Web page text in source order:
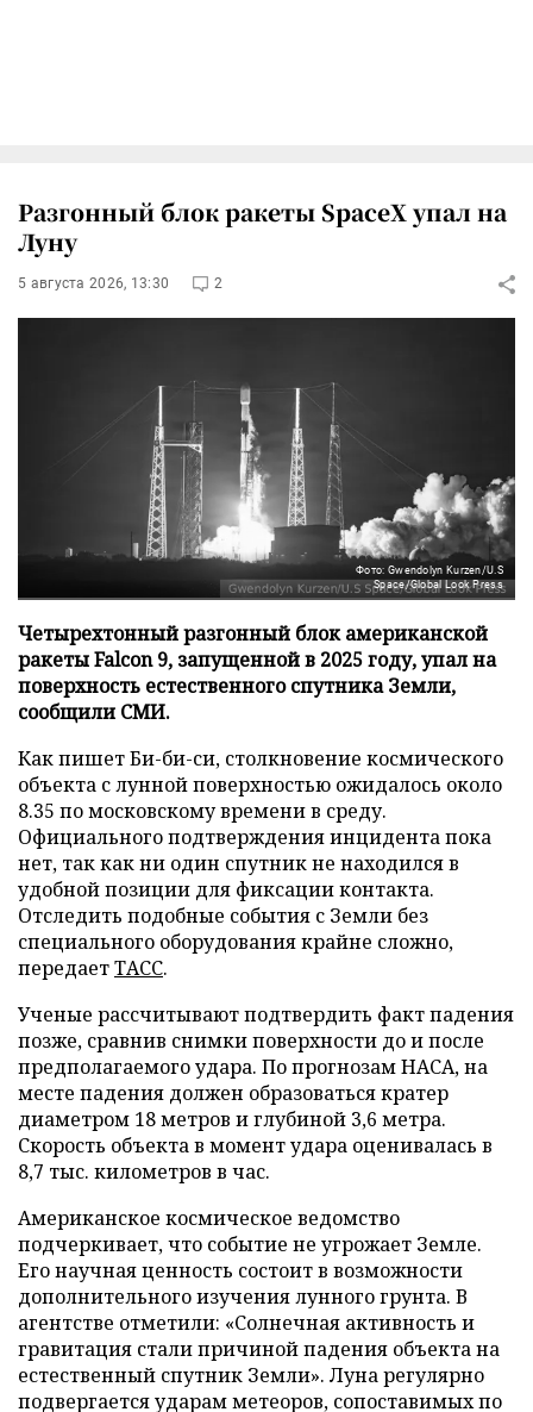
Разгонный блок ракеты SpaceX упал на
Луну
5 августа 2026, 13:30 2
Фото: Gwendolyn Kurzen/U.S
Space/Global Look Press
Четырехтонный разгонный блок американской
ракеты Falcon 9, запущенной в 2025 году, упал на
поверхность естественного спутника Земли,
сообщили СМИ.
Как пишет Би-би-си, столкновение космического
объекта с лунной поверхностью ожидалось около
8.35 по московскому времени в среду.
Официального подтверждения инцидента пока
нет, так как ни один спутник не находился в
удобной позиции для фиксации контакта.
Отследить подобные события с Земли без
специального оборудования крайне сложно,
передаетТАСС.
Ученые рассчитывают подтвердить факт падения
позже, сравнив снимки поверхности до и после
предполагаемого удара. По прогнозам НАСА, на
месте падения должен образоваться кратер
диаметром 18 метров и глубиной 3,6 метра.
Скорость объекта в момент удара оценивалась в
8,7 тыс. километров в час.
Американское космическое ведомство
подчеркивает, что событие не угрожает Земле.
Его научная ценность состоит в возможности
дополнительного изучения лунного грунта. В
агентстве отметили: «Солнечная активность и
гравитация стали причиной падения объекта на
естественный спутник Земли». Луна регулярно
подвергается ударам метеоров, сопоставимых по